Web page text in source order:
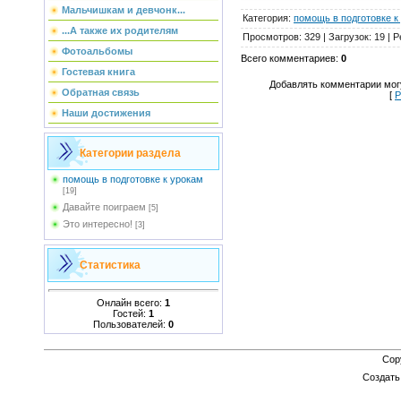
Мальчишкам и девчонк...
...А также их родителям
Фотоальбомы
Гостевая книга
Обратная связь
Наши достижения
Категории раздела
помощь в подготовке к урокам
[19]
Давайте поиграем [5]
Это интересно! [3]
Статистика
Онлайн всего: 1
Гостей: 1
Пользователей: 0
Категория: помощь в подготовке
Просмотров: 329 | Загрузок: 19 |
Всего комментариев: 0
Добавлять комментарии
[